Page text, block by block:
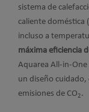
sistema de
caliente doméstica
incluso a
máxima eficiencia
Aquarea All-in-
un diseño cuidado,
emisiones de CO2.